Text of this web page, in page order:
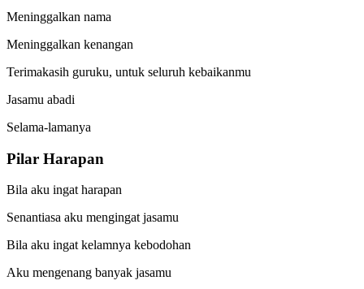
Meninggalkan nama
Meninggalkan kenangan
Terimakasih guruku, untuk seluruh kebaikanmu
Jasamu abadi
Selama-lamanya
Pilar Harapan
Bila aku ingat harapan
Senantiasa aku mengingat jasamu
Bila aku ingat kelamnya kebodohan
Aku mengenang banyak jasamu